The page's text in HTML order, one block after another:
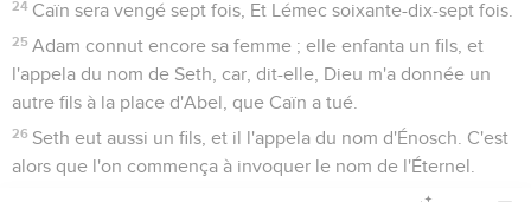
24 Caïn sera vengé sept fois, Et Lémec soixante-dix-sept fois.
25 Adam connut encore sa femme ; elle enfanta un fils, et
l'appela du nom de Seth, car, dit-elle, Dieu m'a donnée un
autre fils à la place d'Abel, que Caïn a tué.
26 Seth eut aussi un fils, et il l'appela du nom d'Énosch. C'est
alors que l'on commença à invoquer le nom de l'Éternel.